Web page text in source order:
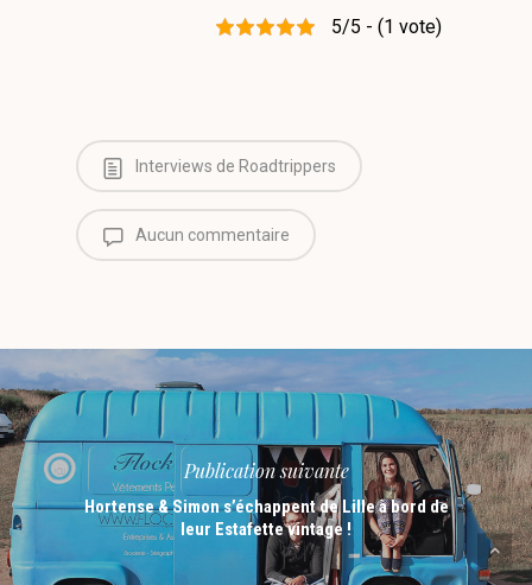
5/5 - (1 vote)
Interviews de Roadtrippers
Aucun commentaire
Publication suivante
Hortense & Simon s’échappent de Lille à bord de
leur Estafette vintage !